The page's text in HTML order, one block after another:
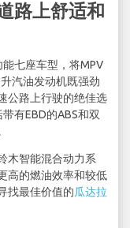
路上舒适和
七座车型，将MPV
汽油发动机既强劲
公路上行驶的绝佳选
有EBD的ABS和双
木智能混合动力系
高的燃油效率和较低
找最佳价值的瓜达拉